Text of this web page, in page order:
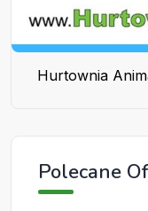
Hurtownia
Polecane